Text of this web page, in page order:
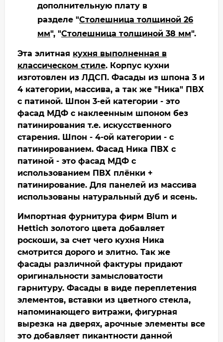
дополнительную плату в
разделе "Столешница толщиной 26
мм", "Столешница толщиной 38 мм".
Эта элитная кухня выполненная в
классическом стиле. Корпус кухни
изготовлен из ЛДСП. Фасады из шпона 3 и
4 категории, массива, а так же "Ника" ПВХ
с патиной. Шпон 3-ей категории - это
фасад МДФ с наклеенным шпоном без
патинирования т.е. искусственного
старения. Шпон - 4-ой категории - с
патинированием. Фасад Ника ПВХ с
патиной - это фасад МДФ с
использованием ПВХ плёнки +
патинирование. Для панелей из массива
использованы натуральный дуб и ясень.
Импортная фурнитура фирм Blum и
Hettich золотого цвета добавляет
роскоши, за счет чего кухня Ника
смотрится дорого и элитно. Так же
фасады различной фактуры придают
оригинальности замысловатости
гарнитуру. Фасады в виде переплетения
элементов, вставки из цветного стекла,
напоминающего витражи, фигурная
вырезка на дверях, арочные элементы все
это добавляет пикантности данной